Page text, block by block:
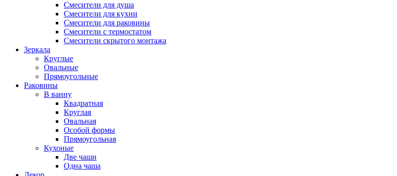
Смесители для душа
Смесители для кухни
Смесители для раковины
Смесители с термостатом
Смесители скрытого монтажа
Зеркала
Круглые
Овальные
Прямоугольные
Раковины
В ванну
Квадратная
Круглая
Овальная
Особой формы
Прямоугольная
Кухоные
Две чаши
Одна чаша